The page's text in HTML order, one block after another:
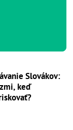
Slovákov:
keď